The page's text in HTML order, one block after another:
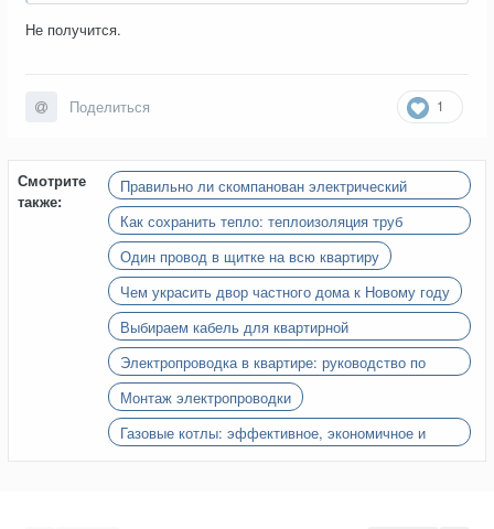
Не получится.
1
Поделиться
Смотрите
также:
Правильно ли скомпанован электрический
щиток?
Как сохранить тепло: теплоизоляция труб
отопления в частном доме
Один провод в щитке на всю квартиру
Чем украсить двор частного дома к Новому году
Выбираем кабель для квартирной
электропроводки
Электропроводка в квартире: руководство по
безопасности и монтажу для новичков
Монтаж электропроводки
Газовые котлы: эффективное, экономичное и